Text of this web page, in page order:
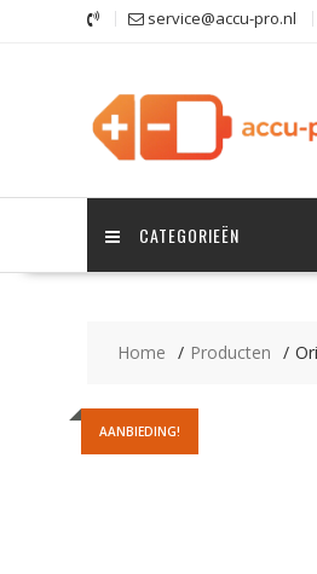
service@accu-pro.nl
CATEGORIEËN
Home Producten
AANBIEDING!